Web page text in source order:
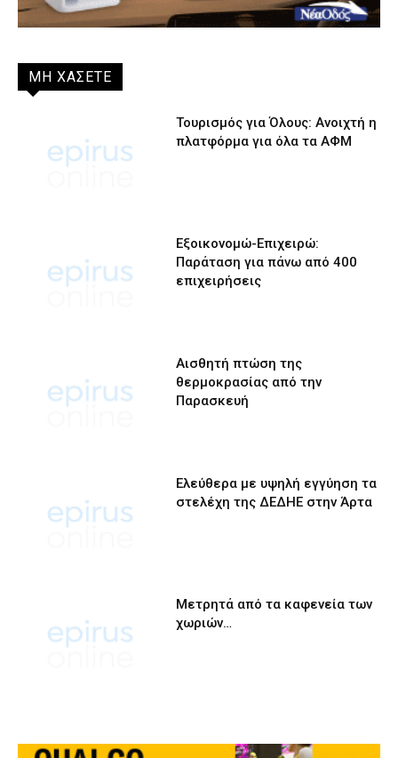
ΜΗ ΧΑΣΕΤΕ
Τουρισμός για Όλους: Ανοιχτή η
πλατφόρμα για όλα τα ΑΦΜ
Εξοικονομώ-Επιχειρώ:
Παράταση για πάνω από 400
επιχειρήσεις
Αισθητή πτώση της
θερμοκρασίας από την
Παρασκευή
Ελεύθερα με υψηλή εγγύηση τα
στελέχη της ΔΕΔΗΕ στην Άρτα
Μετρητά από τα καφενεία των
χωριών…